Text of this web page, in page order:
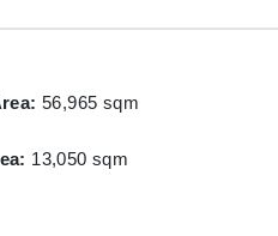
56,965 sqm
13,050 sqm